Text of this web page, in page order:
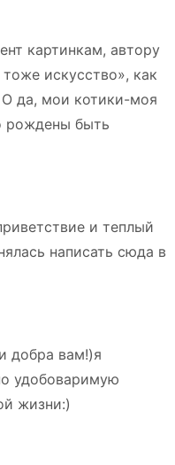
картинкам, автору
искусство», как
да, мои котики-моя
рождены быть
и теплый
написать сюда в
добра вам!)я
удобоваримую
жизни:)